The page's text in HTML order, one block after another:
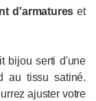
d'armatures et
bijou serti d'une
au tissu satiné.
ajuster votre